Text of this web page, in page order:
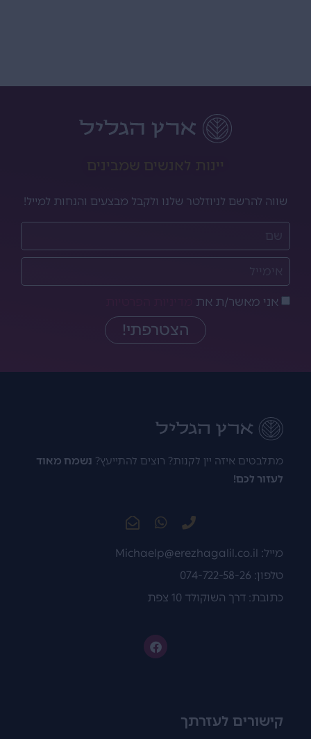
יינות לאנשים שמבינים
שווה להרשם לניוזלטר שלנו ולקבל מבצעים והנחות למייל!
אני מאשר/ת את
הצטרפתי!
מתלבטים איזה יין לקנות? רוצים להתייעץ? נשמח מאוד
לעזור לכם!
מייל: Michaelp@erezhagalil.co.il
טלפון: 074-722-58-26
כתובת: דרך השוקולד 10 צפת
קישורים לעזרתך